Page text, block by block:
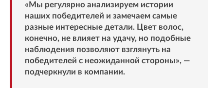
«Мы регулярно анализируем истории
наших победителей и замечаем самые
разные интересные детали. Цвет волос,
конечно, не влияет на удачу, но подобные
наблюдения позволяют взглянуть на
победителей с неожиданной стороны», —
подчеркнули в компании.